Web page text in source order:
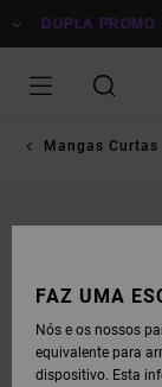
PARADUPLA PROMO
Mangas Curtas
FAZ UMA
Nós e os nossos
equivalente para
dispositivo. Esta